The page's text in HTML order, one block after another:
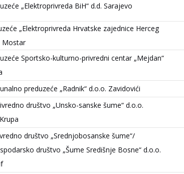
„Elektroprivreda BiH“ d.d. Sarajevo
„Elektroprivreda Hrvatske zajednice Herceg
Mostar
Sportsko-kulturno-privredni centar „Mejdan“
preduzeće „Radnik“ d.o.o. Zavidovići
društvo „Unsko-sanske šume“ d.o.o.
društvo „Srednjobosanske šume“/
društvo „Šume Središnje Bosne“ d.o.o.